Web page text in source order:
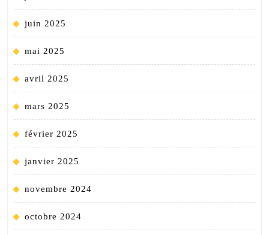
juin 2025
mai 2025
avril 2025
mars 2025
février 2025
janvier 2025
novembre 2024
octobre 2024